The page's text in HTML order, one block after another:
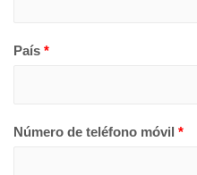
País *
Número de teléfono móvil *